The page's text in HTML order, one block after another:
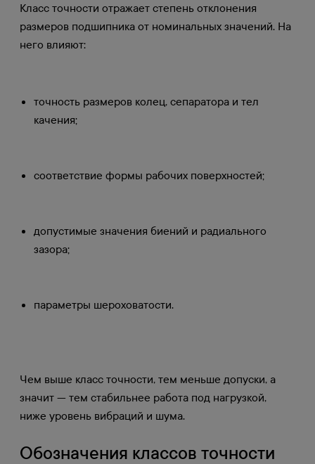
Класс точности отражает степень отклонения
размеров подшипника от номинальных значений. На
него влияют:
точность размеров колец, сепаратора и тел
качения;
соответствие формы рабочих поверхностей;
допустимые значения биений и радиального
зазора;
параметры шероховатости.
Чем выше класс точности, тем меньше допуски, а
значит — тем стабильнее работа под нагрузкой,
ниже уровень вибраций и шума.
Обозначения классов точности